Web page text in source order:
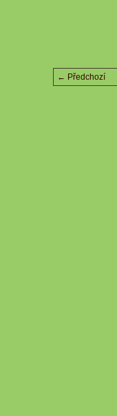
← Předchozí